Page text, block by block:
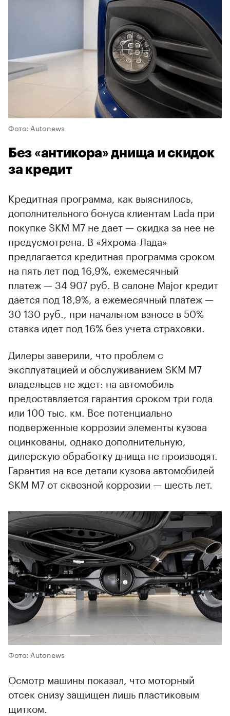
Фото: Autonews
Без «антикора» днища и скидок
за кредит
Кредитная программа, как выяснилось,
дополнительного бонуса клиентам Lada при
покупке SKM M7 не дает — скидка за нее не
предусмотрена. В «Яхрома-Лада»
предлагается кредитная программа сроком
на пять лет под 16,9%, ежемесячный
платеж — 34 907 руб. В салоне Major кредит
дается под 18,9%, а ежемесячный платеж —
30 130 руб., при начальном взносе в 50%
ставка идет под 16% без учета страховки.
Дилеры заверили, что проблем с
эксплуатацией и обслуживанием SKM M7
владельцев не ждет: на автомобиль
предоставляется гарантия сроком три года
или 100 тыс. км. Все потенциально
подверженные коррозии элементы кузова
оцинкованы, однако дополнительную,
дилерскую обработку днища не производят.
Гарантия на все детали кузова автомобилей
SKM M7 от сквозной коррозии — шесть лет.
Фото: Autonews
Осмотр машины показал, что моторный
отсек снизу защищен лишь пластиковым
щитком.